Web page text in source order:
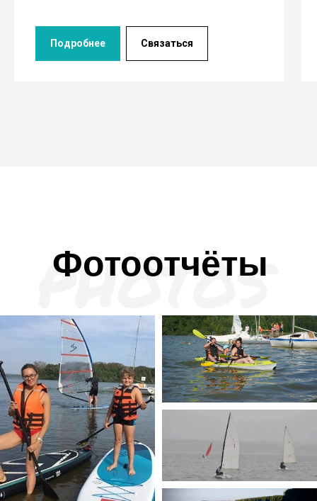
Подробнее Связаться
Фотоотчёты